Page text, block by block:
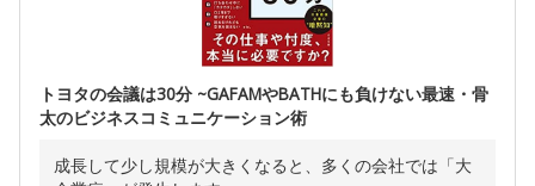
トヨタの会議は30分 ~GAFAMやBATHにも負けない最速・骨
太のビジネスコミュニケーション術
成長して少し規模が大きくなると、多くの会社では「大